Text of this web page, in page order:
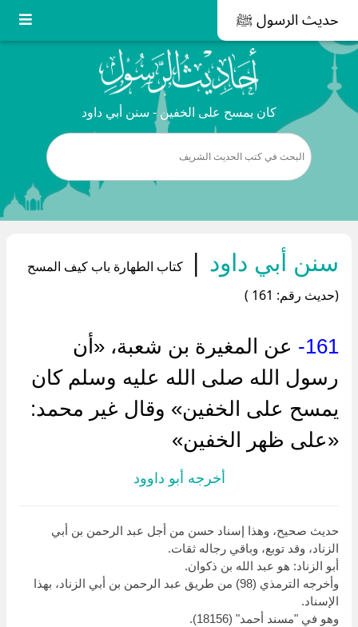
حديث الرسول ﷺ
كان يمسح على الخفين - سنن أبي داود
سنن أبي داود |
كتاب الطهارة باب كيف المسح
(حديث رقم: 161 )
161-
عن المغيرة بن شعبة، «أن
رسول الله صلى الله عليه وسلم كان
يمسح على الخفين» وقال غير محمد:
«على ظهر الخفين»
أخرجه أبو داوود
حديث صحيح، وهذا إسناد حسن من أجل عبد الرحمن بن أبي
الزناد، وقد توبع، وباقي رجاله ثقات.
أبو الزناد: هو عبد الله بن ذكوان.
وأخرجه الترمذي (98) من طريق عبد الرحمن بن أبي الزناد، بهذا
الإسناد.
وهو في "مسند أحمد" (18156).